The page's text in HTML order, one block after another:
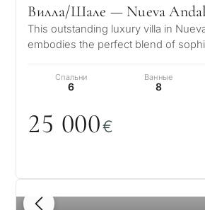
Вилла/Шале — Nueva
This outstanding luxury villa in
embodies the perfect blend of
Спальни
6
Ванные
8
25 000€
1 / 8